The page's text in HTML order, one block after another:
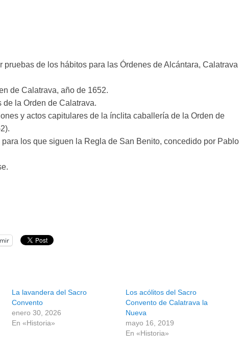
pruebas de los hábitos para las Órdenes de Alcántara, Calatrava
de Calatrava, año de 1652.
la Orden de Calatrava.
y actos capitulares de la ínclita caballería de la Orden de
los que siguen la Regla de San Benito, concedido por Pablo
La lavandera del Sacro
Convento
enero 30, 2026
En «Historia»
Los acólitos del Sacro
Convento de Calatrava la
Nueva
mayo 16, 2019
En «Historia»